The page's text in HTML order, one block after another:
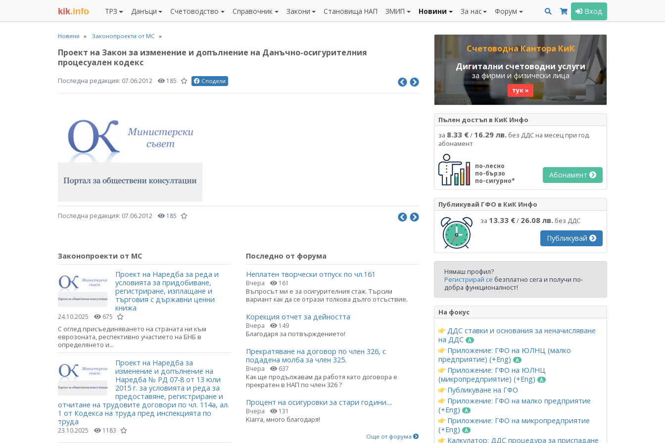
kik.info ТРЗ Данъци Счетоводство Справочник Закони Становища НАП ЗМИП Новини За нас Форум Вход
Новини Законопроекти от МС
Проект на Закон за изменение и допълнение на Данъчно-осигурителния
процесуален кодекс
Последна редакция: 07.06.2012 185 Сподели
Последна редакция: 07.06.2012 185
Законопроекти от МС
Проект на Наредба за реда и
условията за придобиване,
регистриране, изплащане и
търговия с държавни ценни
книжа
24.10.2025 675
С оглед присъединяването на страната ни към
еврозоната, респективно участието на БНБ в
определянето и...
Проект на Наредба за
изменение и допълнение на
Наредба № РД 07-8 от 13 юли
2015 г. за условията и реда за
предоставяне, регистриране и
отчитане на трудовите договори по чл. 114а, ал.
1 от Кодекса на труда пред инспекцията по
труда
23.10.2025 1183
Последно от форума
Неплатен творчески отпуск по чл.161
Вчера 161
Въпросът ми е за осигурителния стаж. Търсим
вариант как да се отрази толкова дълго отсъствие.
Корекция отчет за дейността
Вчера 149
Благодаря за потвърждението!
Прекратяване на договор по член 326, с
подадена молба за член 325.
Вчера 637
Как ще продължавам да работя като договора е
прекратен в НАП по член 326 ?
Процент на осигуровки за стари години....
Вчера 131
Kiarra, много благодаря!
Още от форума
Счетоводна Кантора КиК
Дигитални счетоводни услуги
за фирми и физически лица
тук »
Пълен достъп в КиК Инфо
за 8.33 €/ 16.29 лв. без ДДС на месец при год.
абонамент
по-лесно
по-бързо
по-сигурно*
Абонамент
Публикувай ГФО в КиК Инфо
за 13.33 €/ 26.08 лв. без ДДС
Публикувай
Нямаш профил?
Регистрирай се безплатно сега и получи по-
добра функционалност!
На фокус
ДДС ставки и основания за неначисляване
на ДДС
Приложение: ГФО на ЮЛНЦ (малко
предприятие) (+Eng)
Приложение: ГФО на ЮЛНЦ
(микропредприятие) (+Eng)
Публикуване на ГФО
Приложение: ГФО на малко предприятие
(+Eng)
Приложение: ГФО на микропредприятие
(+Eng)
Калкулатор: ДДС процедура за приспадане